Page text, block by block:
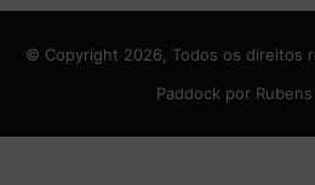
© Copyright 2026, Todos os direitos
Paddock por